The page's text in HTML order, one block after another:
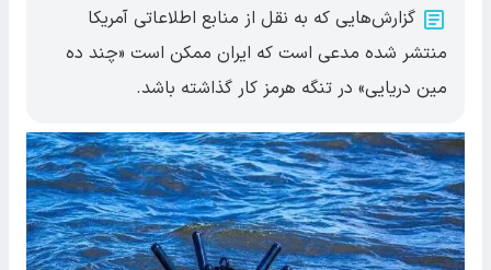
گزارش‌هایی که به نقل از منابع اطلاعاتی آمریکا
منتشر شده مدعی است که ایران ممکن است «چند ده
مین دریایی» در تنگه هرمز کار گذاشته باشد.